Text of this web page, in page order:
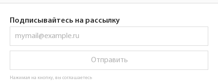
Подписывайтесь на рассылку
Отправить
Нажимая на кнопку, вы соглашаетесь